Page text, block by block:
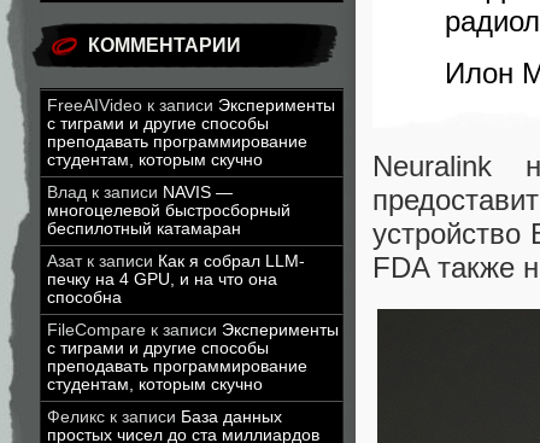
КОММЕНТАРИИ
FreeAIVideo к записи Эксперименты
с тиграми и другие способы
преподавать программирование
студентам, которым скучно
Влад к записи NAVIS —
многоцелевой быстросборный
беспилотный катамаран
Азатк записи Как я собрал LLM-
печку на 4 GPU, и на что она
способна
FileCompare к записи Эксперименты
с тиграми и другие способы
преподавать программирование
студентам, которым скучно
Феликс к записи База данных
простых чисел до ста миллиардов
Илон
Neuralink
FDA также